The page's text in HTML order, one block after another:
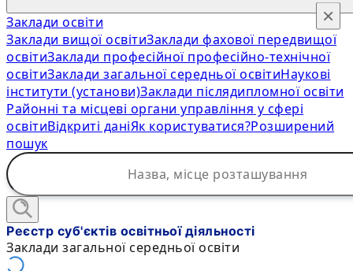
Заклади освіти
Заклади вищої освітиЗаклади фахової передвищої
освітиЗаклади професійної професійно-технічної
освітиЗаклади загальної середньої освітиНаукові
інститути (установи)Заклади післядипломної освіти
Районні та місцеві органи управління у сфері
освітиВідкриті даніЯк користуватися?Розширений
пошук
×
Реєстр суб'єктів освітньої діяльності
Заклади загальної середньої освіти